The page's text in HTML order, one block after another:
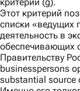
критерий (g).
Этот критерий
списки «ведущих
деятельность в
обеспечивающих
Правительству
businesspersons
substantial source